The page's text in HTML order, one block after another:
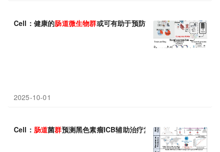
Cell：健康的肠道微生物群或可有助于预防儿童发育迟缓
2025-10-01
Cell： 肠道菌群预测黑色素瘤ICB辅助治疗复发——跨区域“微生物